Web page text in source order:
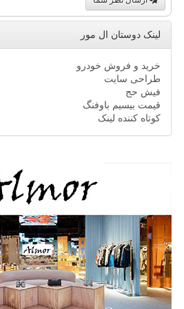
لینک دوستان ال مور
خرید و فروش خودرو
طراحی سایت
فیش حج
قیمت بیسیم باوفنگ
کوتاه کننده لینک